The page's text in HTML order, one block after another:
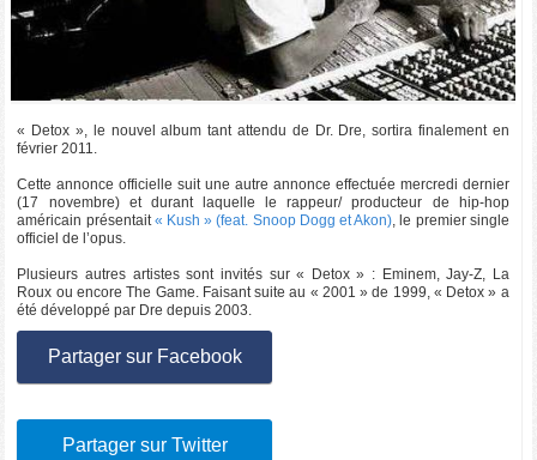
« Detox », le nouvel album tant attendu de Dr. Dre, sortira finalement en
février 2011.
Cette annonce officielle suit une autre annonce effectuée mercredi dernier
(17 novembre) et durant laquelle le rappeur/ producteur de hip-hop
américain présentait« Kush » (feat. Snoop Dogg et Akon), le premier single
officiel de l’opus.
Plusieurs autres artistes sont invités sur « Detox » : Eminem, Jay-Z, La
Roux ou encore The Game. Faisant suite au « 2001 » de 1999, « Detox » a
été développé par Dre depuis 2003.
Partager sur Facebook
Partager sur Twitter